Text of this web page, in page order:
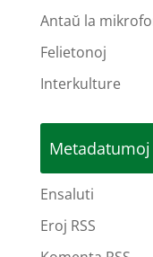
Antaŭ la
Felietonoj
Interkulture
Metadatumoj
Ensaluti
Eroj RSS